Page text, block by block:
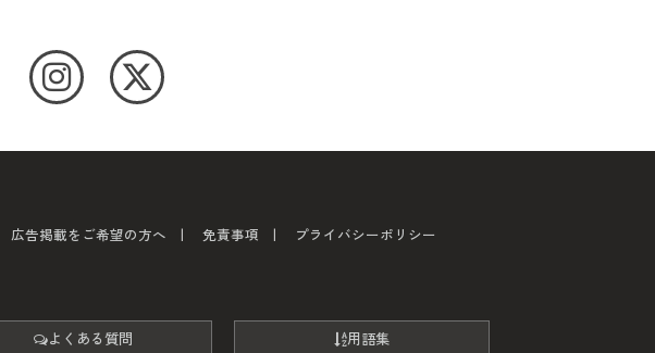
広告掲載をご希望の方へ 免責事項 プライバシーポリシー
よくある質問 用語集